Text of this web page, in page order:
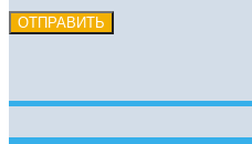
ОТПРАВИТЬ